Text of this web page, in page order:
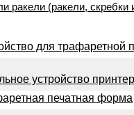
ракели (ракели,
для трафаретной
устройство
печатная форма